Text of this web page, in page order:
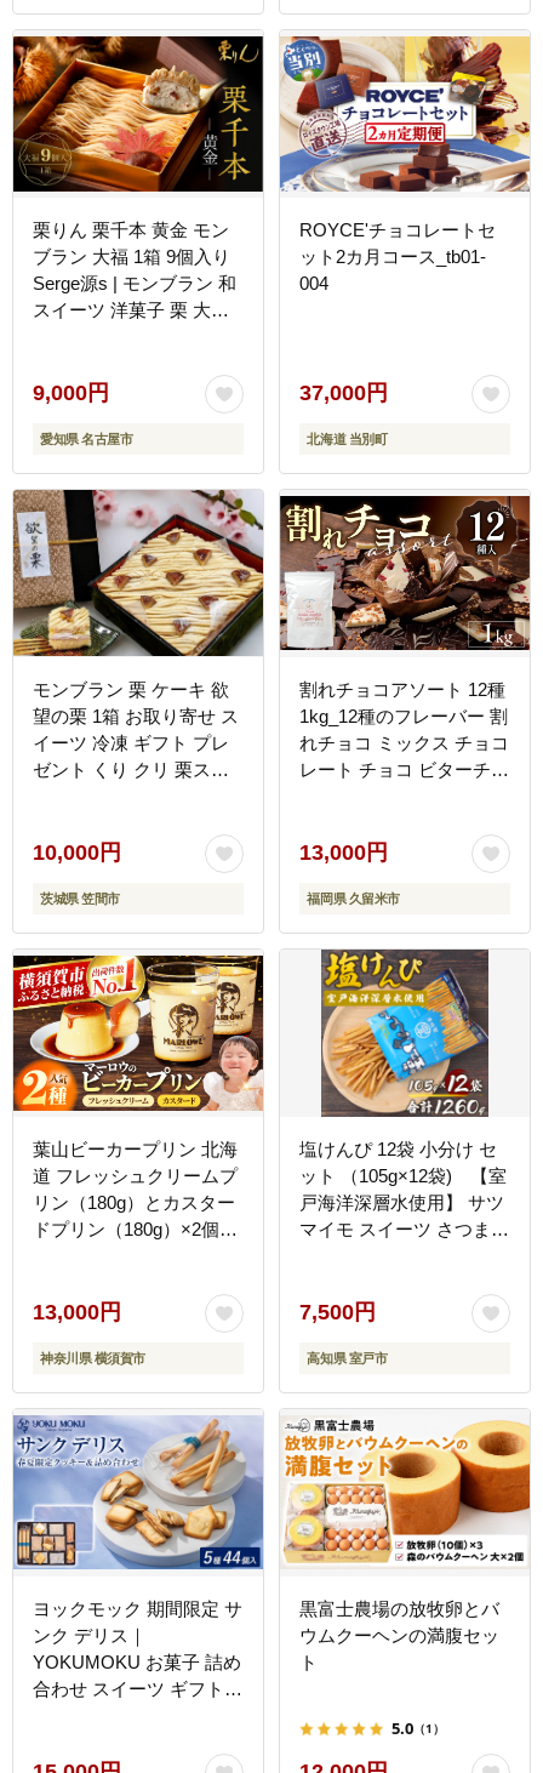
栗りん 栗千本 黄金 モン
ブラン 大福 1箱 9個入り
Serge源s | モンブラン 和
スイーツ 洋菓子 栗 大福
贈り物 手土産 人気 おす
9,000円
愛知県 名古屋市
ROYCE'チョコレートセ
ット2カ月コース_tb01-
004
37,000円
北海道 当別町
モンブラン 栗 ケーキ 欲
望の栗 1箱 お取り寄せ ス
イーツ 冷凍 ギフト プレ
ゼント くり クリ 栗スイ
キ 栗ケーキ 冷凍ケーキ
自宅用 ご褒美 渋皮煮 甘
露煮 和スイーツ 笠間市
茨城県
10,000円
茨城県 笠間市
割れチョコアソート 12種
1kg_12種のフレーバー 割
れチョコ ミックス チョコ
レート チョコ ビターチョ
ド クランベリー アソート
チャック スイーツ デザー
ト お菓子 福岡県 久留米
市 送料無料 訳あり
_Dw005
13,000円
福岡県 久留米市
葉山ビーカープリン 北海
道 フレッシュクリームプ
リン（180g）とカスター
ドプリン（180g）×2個セ
13,000円
神奈川県 横須賀市
塩けんぴ 12袋 小分け セ
ット （105g×12袋) 【室
戸海洋深層水使用】 サツ
マイモ スイーツ さつまい
子 お菓子 揚げ菓子 お茶
うけ おつまみ 7500円 ご
当地 国産 室戸市 送料無
料 rk018
7,500円
高知県 室戸市
ヨックモック 期間限定 サ
ンク デリス｜
YOKUMOKU お菓子 詰め
合わせ スイーツ ギフト
菓子 焼き菓子 洋菓子 お
黒富士農場の放牧卵とバ
ウムクーヘンの満腹セッ
ト
5.0 （1）